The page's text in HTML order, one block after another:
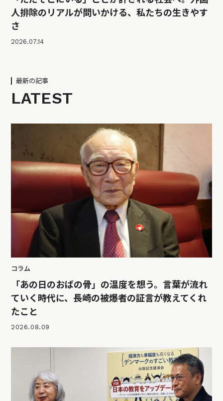
人排除のリアルが問いかける、私たちの生きやす
さ
2026.07.14
最新の記事
LATEST
コラム
「あの日のおばの骨」の温度を想う。言葉が流れ
ていく時代に、長崎の被爆者の証言が教えてくれ
たこと
2026.08.09